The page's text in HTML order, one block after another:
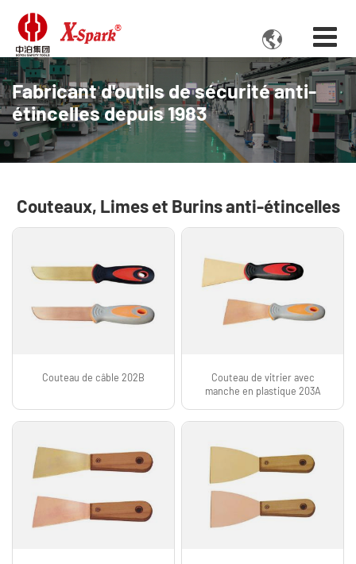

Fabricant d'outils de sécurité anti-
étincelles depuis 1983
Couteaux, Limes et Burins anti-étincelles
Couteau de câble 202B
Couteau de vitrier avec
manche en plastique 203A